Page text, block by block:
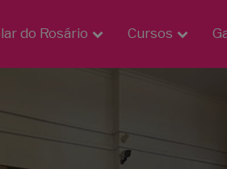
do Rosário Cursos